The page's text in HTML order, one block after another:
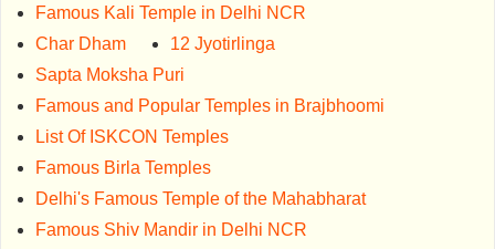
Famous Kali Temple in Delhi NCR
Char Dham
12 Jyotirlinga
Sapta Moksha Puri
Famous and Popular Temples in Brajbhoomi
List Of ISKCON Temples
Famous Birla Temples
Delhi's Famous Temple of the Mahabharat
Famous Shiv Mandir in Delhi NCR